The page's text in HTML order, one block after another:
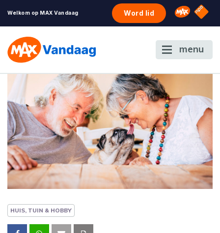
Welkom op MAX Vandaag Word lid Omroep
NPO
menu
HUIS, TUIN & HOBBY